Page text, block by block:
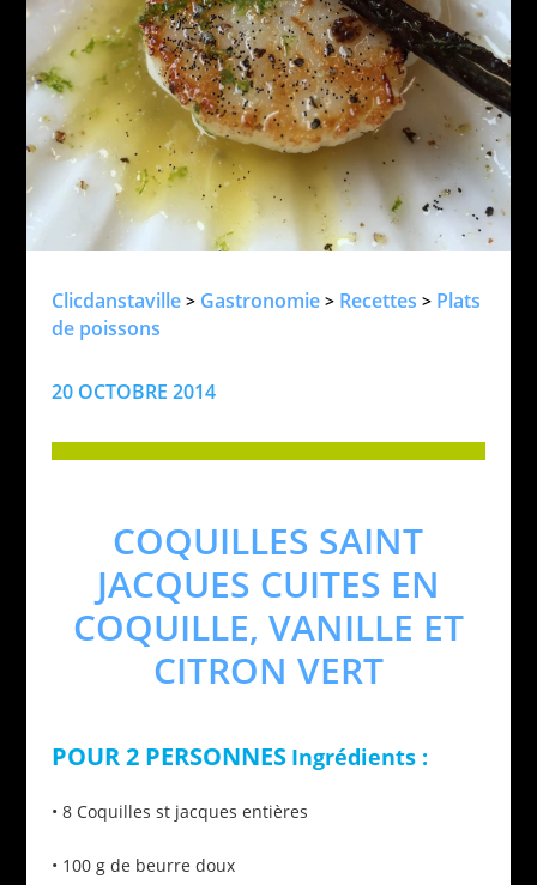
Clicdanstaville> Gastronomie> Recettes > Plats
de poissons
20 OCTOBRE 2014
COQUILLES SAINT
JACQUES CUITES EN
COQUILLE, VANILLE ET
CITRON VERT
POUR 2 PERSONNES Ingrédients :
• 8 Coquilles st jacques entières
• 100 g de beurre doux